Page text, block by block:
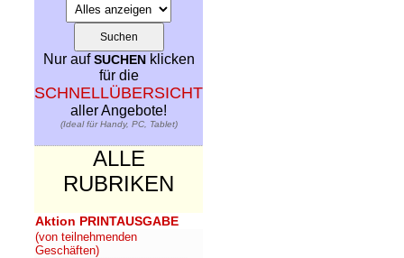
Nur aufSUCHEN klicken
für die
SCHNELLÜBERSICHT
aller Angebote!
(Ideal für Handy, PC, Tablet)
ALLE
RUBRIKEN
Aktion PRINTAUSGABE
(von teilnehmenden
Geschäften)